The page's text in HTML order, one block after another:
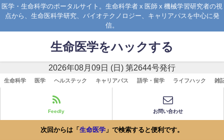
医学・生命科学のポータルサイト。生命科学者 x 医師 x 機械学習研究者の視
点から、生命医科学研究、バイオテクノロジー、キャリアパスを中心に発
信。
生命医学をハックする
2026年08月09日 (日) 第2644号発行
生命科学 医学 ヘルステック キャリアパス 語学・留学 ライフハック 雑
Feedly お問い合わせ
次回からは「 生命医学 」で検索すると便利です。